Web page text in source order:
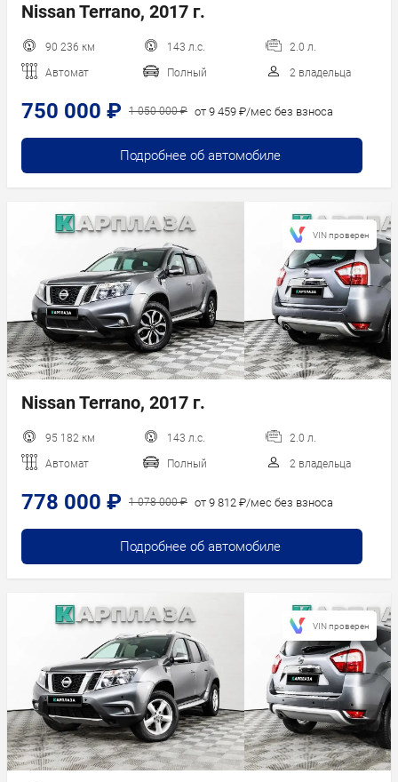
Nissan Terrano, 2017 г.
90 236 км 143 л.с. 2.0 л.
Автомат Полный 2 владельца
750 000 ₽ 1 050 000 ₽ от 9 459 ₽/мес без взноса
Подробнее об автомобиле
Nissan Terrano, 2017 г.
95 182 км 143 л.с. 2.0 л.
Автомат Полный 2 владельца
778 000 ₽ 1 078 000 ₽ от 9 812 ₽/мес без взноса
Подробнее об автомобиле
VIN проверен
VIN проверен